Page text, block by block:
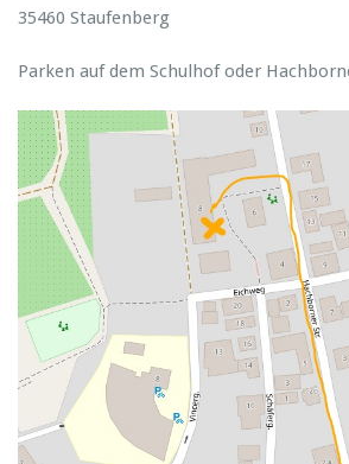
35460 Staufenberg
Parken auf dem Schulhof oder